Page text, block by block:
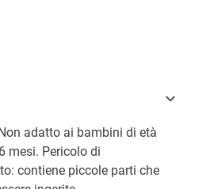
adatto ai bambini di età
mesi. Pericolo di
contiene piccole parti che